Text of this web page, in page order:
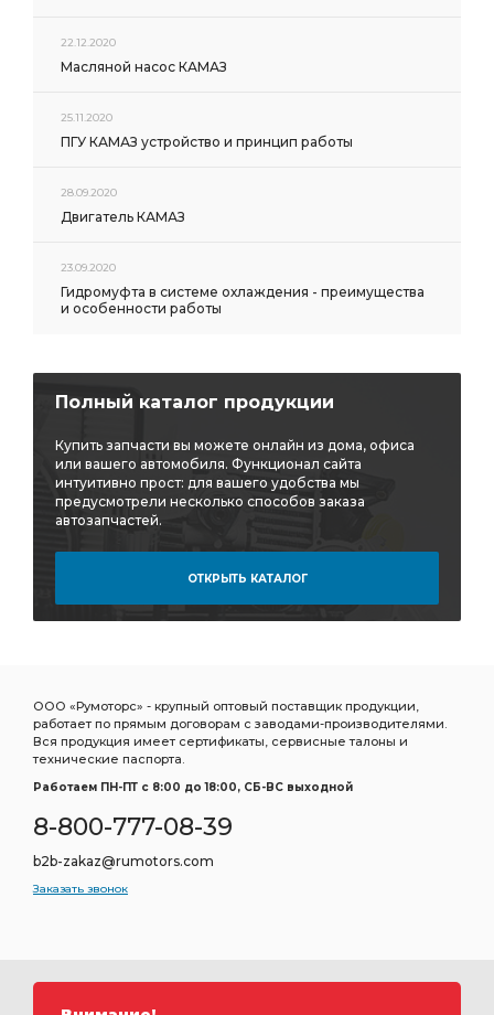
22.12.2020
Масляной насос КАМАЗ
25.11.2020
ПГУ КАМАЗ устройство и принцип работы
28.09.2020
Двигатель КАМАЗ
23.09.2020
Гидромуфта в системе охлаждения - преимущества
и особенности работы
Полный каталог продукции
Купить запчасти вы можете онлайн из дома, офиса
или вашего автомобиля. Функционал сайта
интуитивно прост: для вашего удобства мы
предусмотрели несколько способов заказа
автозапчастей.
ОТКРЫТЬ КАТАЛОГ
ООО «Румоторс» - крупный оптовый поставщик продукции,
работает по прямым договорам с заводами-производителями.
Вся продукция имеет сертификаты, сервисные талоны и
технические паспорта.
Работаем ПН-ПТ c 8:00 до 18:00, СБ-ВС выходной
8-800-777-08-39
b2b-zakaz@rumotors.com
Заказать звонок